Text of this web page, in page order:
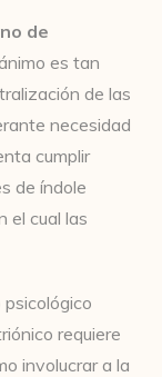
de
es tan
de las
necesidad
cumplir
de índole
el cual las
requiere
involucrar a la